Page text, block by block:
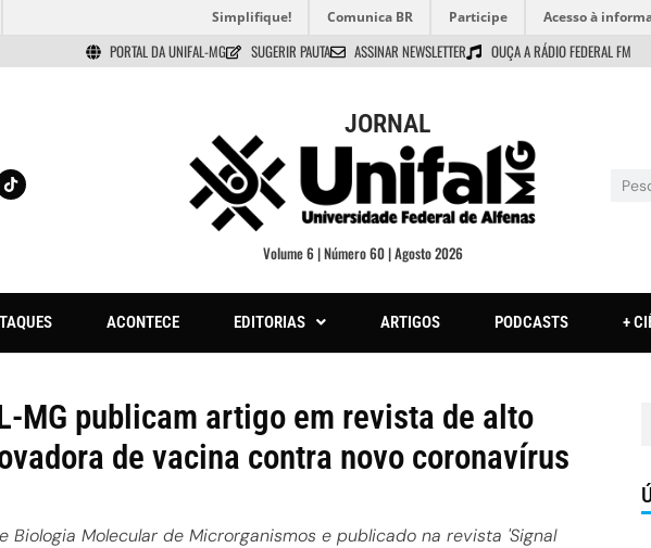
Simplifique! Comunica BR Participe Acesso à
PORTAL DA UNIFAL-MG SUGERIR PAUTA ASSINAR NEWSLETTER OUÇA A RÁDIO FEDERAL FM
JORNAL
Volume 6 | Número 60 | Agosto 2026
ACONTECE EDITORIAS ARTIGOS PODCASTS +
MG publicam artigo em revista de alto
de vacina contra novo coronavírus
Molecular de Microrganismos e publicado na revista 'Signal